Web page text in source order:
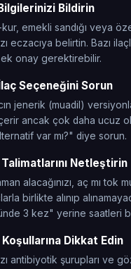
Bildirin
emekli sandığı veya
eczacıya belirtin. Bazı
onay gerektirebilir.
Seçeneğini Sorun
jenerik (muadil)
ancak çok daha ucuz
var mı?" diye sorun.
Talimatlarını Netleştirin
alacağınızı, aç mı tok
birlikte alınıp
3 kez" yerine saatleri
Dikkat Edin
antibiyotik şurupları ve